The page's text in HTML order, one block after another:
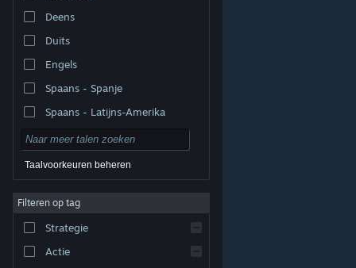
© Valve Corporation. Alle rechten voorbehouden. Alle
handelsmerken zijn eigendom van hun respectieve
Privacybeleid|Juridische informatie
Toegankelijkheid
|
Terugbetalingen
Deens
Duits
Engels
Spaans - Spanje
Spaans - Latijns-Amerika
Taalvoorkeuren beheren
Filteren op tag
Strategie
Actie